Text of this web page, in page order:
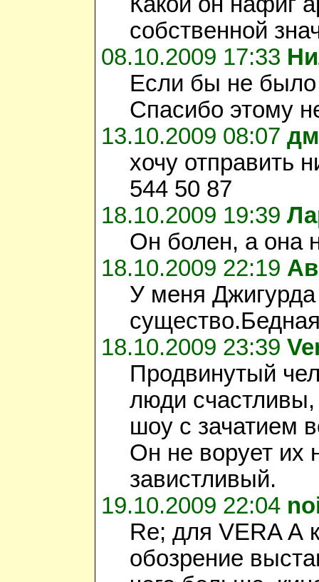
собственной
08.10.2009 17:33
Если бы не было
Спасибо этому
13.10.2009 08:07
хочу отправить
544 50 87
18.10.2009 19:39
Он болен, а она
18.10.2009 22:19
У меня
18.10.2009 23:39
Продвинутый
люди
шоу с зачатием
Он не ворует их
завистливый.
19.10.2009 22:04
Re; для VERA А
обозрение